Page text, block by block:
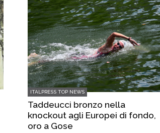
ITALPRESS TOP NEWS
Taddeucci bronzo nella
knockout agli Europei di fondo,
oro a Gose